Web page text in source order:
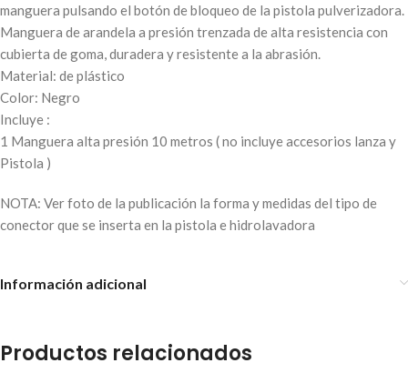
manguera pulsando el botón de bloqueo de la pistola pulverizadora.
Manguera de arandela a presión trenzada de alta resistencia con
cubierta de goma, duradera y resistente a la abrasión.
Material: de plástico
Color: Negro
Incluye :
1 Manguera alta presión 10 metros ( no incluye accesorios lanza y
Pistola )
NOTA: Ver foto de la publicación la forma y medidas del tipo de
conector que se inserta en la pistola e hidrolavadora
Información adicional
Productos relacionados